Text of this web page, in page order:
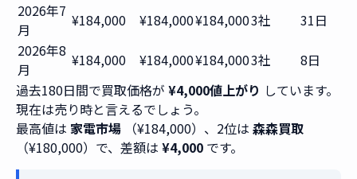
2026年7
月
¥184,000 ¥184,000¥184,0003社
31日
2026年8
月
¥184,000 ¥184,000¥184,0003社
8日
過去180日間で買取価格が ¥4,000値上がり しています。
現在は売り時と言えるでしょう。
最高値は 家電市場 （¥184,000）、2位は 森森買取
（¥180,000）で、差額は ¥4,000 です。